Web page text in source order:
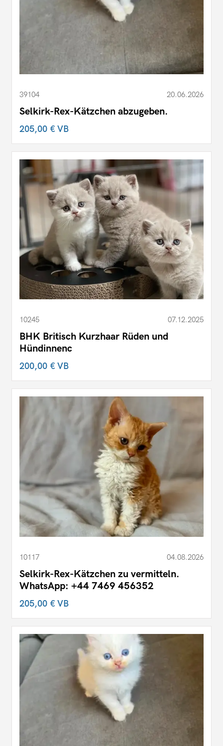
39104 20.06.2026
Selkirk-Rex-Kätzchen abzugeben.
205,00 €VB
10245 07.12.2025
BHK Britisch Kurzhaar Rüden und
Hündinnenc
200,00 €VB
10117 04.08.2026
Selkirk-Rex-Kätzchen zu vermitteln.
WhatsApp: +44 7469 456352
205,00 €VB